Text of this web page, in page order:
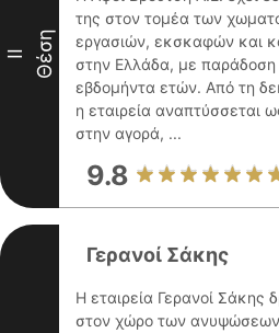
II Θέση
της στον τομέα των
εργασιών, εκσκαφών και
στην Ελλάδα, με
εβδομήντα ετών. Από τη
η εταιρεία αναπτύσσεται
στην αγορά, ...
9.8
Γερανοί Σάκης
Η εταιρεία Γερανοί Σάκης
στον χώρο των